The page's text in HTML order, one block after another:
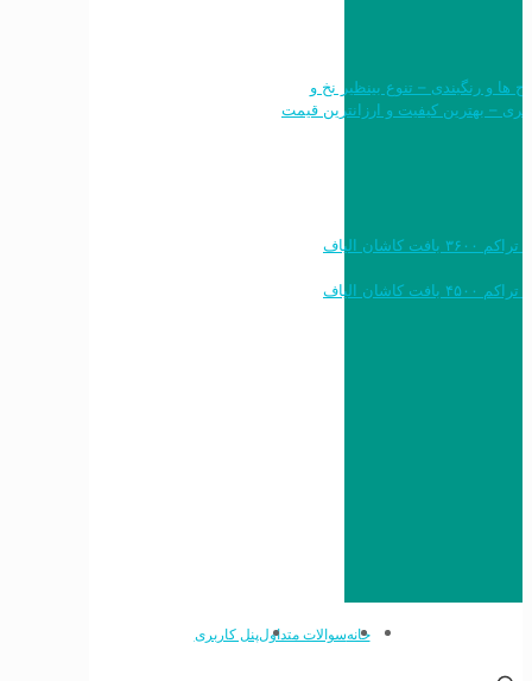
طرح ها و رنگبندی – تنوع بینظیر نخ و
خرید به قیمت فرش ماشینی ۱۲۰۰ شانه تراکم ۳۶۰۰ بافت کاشان الیاف
خرید به قیمت فرش ماشینی ۱۵۰۰ شانه تراکم ۴۵۰۰ بافت کاشان الیاف
خانهسوالات متداولپنل کاربری